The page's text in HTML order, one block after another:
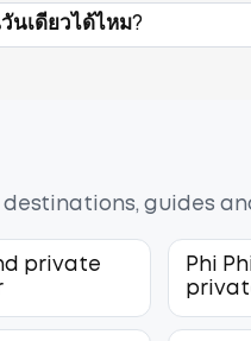
นเดียวได้ไหม?
guides
private
Phi